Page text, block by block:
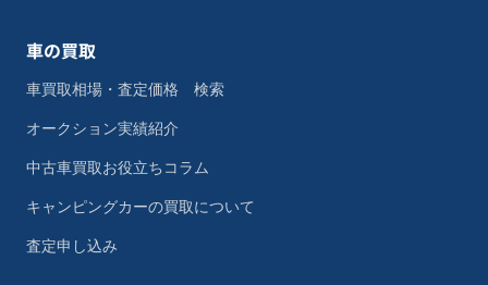
車の買取
車買取相場・査定価格 検索
オークション実績紹介
中古車買取お役立ちコラム
キャンピングカーの買取について
査定申し込み